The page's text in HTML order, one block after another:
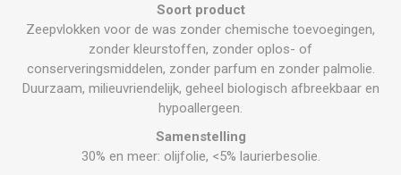
Soort product
Zeepvlokken voor de was zonder chemische toevoegingen,
zonder kleurstoffen, zonder oplos- of
conserveringsmiddelen, zonder parfum en zonder palmolie.
Duurzaam, milieuvriendelijk, geheel biologisch afbreekbaar en
hypoallergeen.
Samenstelling
30% en meer: olijfolie, <5% laurierbesolie.